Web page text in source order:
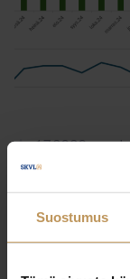
Suostumus
1.7.2026
Yleinen